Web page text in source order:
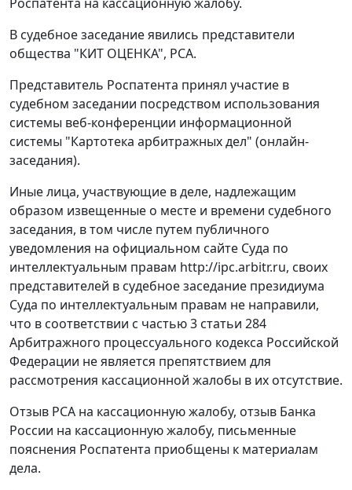
Роспатента на кассационную жалобу.
В судебное заседание явились представители
общества "КИТ ОЦЕНКА", РСА.
Представитель Роспатента принял участие в
судебном заседании посредством использования
системы веб-конференции информационной
системы "Картотека арбитражных дел" (онлайн-
заседания).
Иные лица, участвующие в деле, надлежащим
образом извещенные о месте и времени судебного
заседания, в том числе путем публичного
уведомления на официальном сайте Суда по
интеллектуальным правам http://ipc.arbitr.ru, своих
представителей в судебное заседание президиума
Суда по интеллектуальным правам не направили,
что в соответствии с частью 3 статьи 284
Арбитражного процессуального кодекса Российской
Федерации не является препятствием для
рассмотрения кассационной жалобы в их отсутствие.
Отзыв РСА на кассационную жалобу, отзыв Банка
России на кассационную жалобу, письменные
пояснения Роспатента приобщены к материалам
дела.